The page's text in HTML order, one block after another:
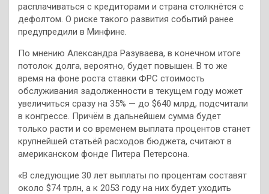
расплачиваться с кредиторами и страна столкнётся с
дефолтом. О риске такого развития событий ранее
предупредили в Минфине.
По мнению Александра Разуваева, в конечном итоге
потолок долга, вероятно, будет повышен. В то же
время на фоне роста ставки ФРС стоимость
обслуживания задолженности в текущем году может
увеличиться сразу на 35% — до $640 млрд, подсчитали
в конгрессе. Причём в дальнейшем сумма будет
только расти и со временем выплата процентов станет
крупнейшей статьёй расходов бюджета, считают в
американском фонде Питера Петерсона.
«В следующие 30 лет выплаты по процентам составят
около $74 трлн, а к 2053 году на них будет уходить